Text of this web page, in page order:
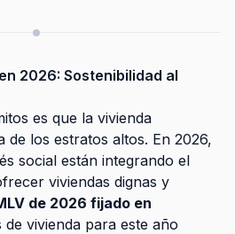
2026: Sostenibilidad al
es que la vivienda
de los estratos altos. En 2026,
social están integrando el
viviendas dignas y
de 2026 fijado en
de vivienda para este año